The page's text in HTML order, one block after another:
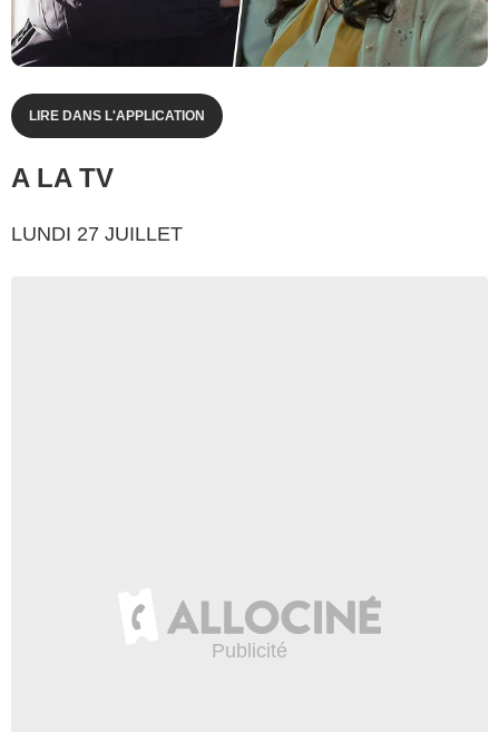
LIRE DANS L'APPLICATION
A LA TV
LUNDI 27 JUILLET